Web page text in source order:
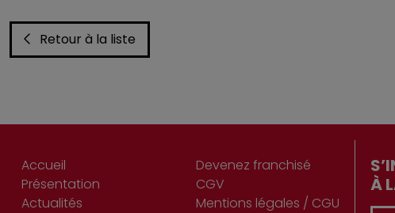
Retour à la liste
Accueil
Présentation
Actualités
Devenez franchisé
CGV
Mentions légales / CGU
À